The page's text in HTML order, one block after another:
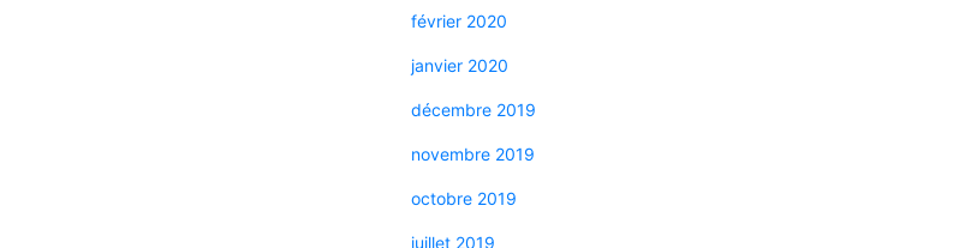
février 2020
janvier 2020
décembre 2019
novembre 2019
octobre 2019
juillet 2019